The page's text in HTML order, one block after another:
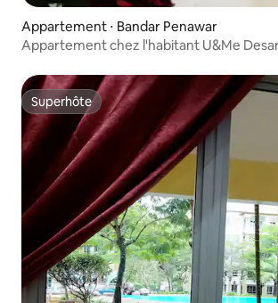
Appartement ⋅ Bandar Penawar
Appartement chez l'habitant U&Me
Superhôte
Superhôte